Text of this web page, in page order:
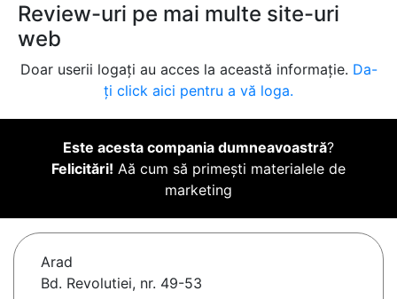
Review-uri pe mai multe site-uri
web
Doar userii logați au acces la această informație. Da-
ți click aici pentru a vă loga.
Este acesta compania dumneavoastră?
Felicitări! Aă cum să primești materialele de
marketing
Arad
Bd. Revolutiei, nr. 49-53